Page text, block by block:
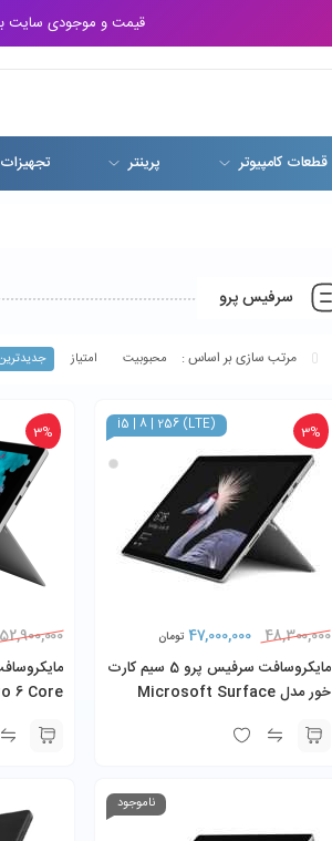
قیمت و موجودی سایت
قطعات کامپیوتر پرینتر
سرفیس پرو
محبوبیت امتیاز
i5 | 8 | 256 (LTE) 3%
48,300,000
47,000,000 تومان
مایکروسافت سرفیس پرو 5 سیم کارت
خور مدل Microsoft Surface
3%
52,900,000
6 Core
همراه
ناموجود